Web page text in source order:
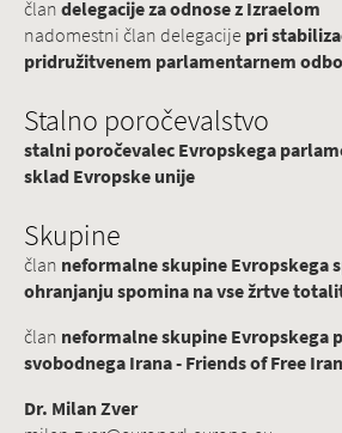
člandelegacije za odnose z Izraelom
nadomestni član delegacije pri
pridružitvenem parlamentarnem
Stalno poročevalstvo
stalni poročevalec Evropskega
sklad Evropske unije
Skupine
član neformalne skupine Evropskega
ohranjanju spomina na vse žrtve
član neformalne skupine Evropskega
svobodnega Irana - Friends of Free
Dr. Milan Zver